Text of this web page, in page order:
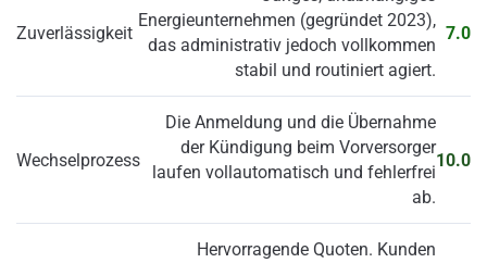
Zuverlässigkeit
Energieunternehmen (gegründet 2023),
das administrativ jedoch vollkommen
stabil und routiniert agiert.
7.0
Wechselprozess
Die Anmeldung und die Übernahme
der Kündigung beim Vorversorger
laufen vollautomatisch und fehlerfrei
ab.
10.0
Hervorragende Quoten. Kunden